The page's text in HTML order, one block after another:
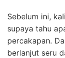
Sebelum ini,
supaya tahu
percakapan.
berlanjut seru